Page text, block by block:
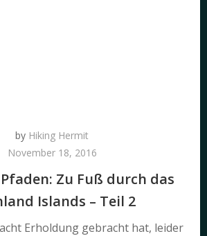
by Hiking Hermit
November 18, 2016
Zu Fuß durch das
Islands – Teil 2
Erholdung gebracht hat, leider